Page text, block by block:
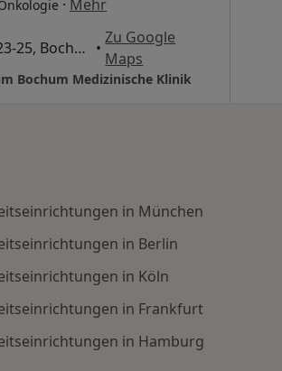
· Mehr
In der Schornau 23-25, Bochum •
Zu Google
Maps
Bochum Medizinische Klinik
in München
in Berlin
in Köln
in Frankfurt
in Hamburg